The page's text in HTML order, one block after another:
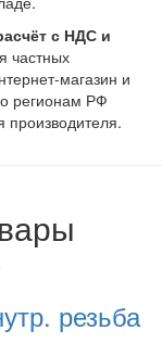
с НДС и
частных
магазин и
регионам РФ
производителя.
резьба